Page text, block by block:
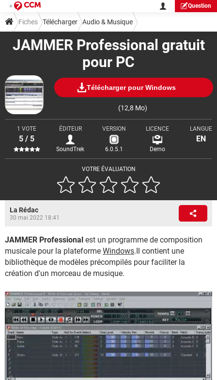
Question
JAMMER Professional gratuit
pour PC
Télécharger pour Windows
(12,8 Mo)
VOTRE ÉVALUATION
1 VOTE
5 / 5
ÉDITEUR
SoundTrek
VERSION
6.0.5.1
LICENCE
Demo
LANGUE
EN
Fiches Télécharger Audio & Musique
La Rédac
30 mai 2022 18:41
JAMMER Professional est un programme de composition
musicale pour la plateforme Windows.Il contient une
bibliothèque de modèles précompilés pour faciliter la
création d'un morceau de musique.